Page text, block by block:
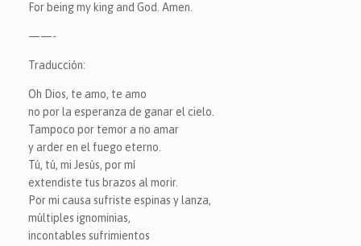
For being my king and God. Amen.
——-
Traducción:
Oh Dios, te amo, te amo
no por la esperanza de ganar el cielo.
Tampoco por temor a no amar
y arder en el fuego eterno.
Tú, tú, mi Jesús, por mí
extendiste tus brazos al morir.
Por mi causa sufriste espinas y lanza,
múltiples ignominias,
incontables sufrimientos